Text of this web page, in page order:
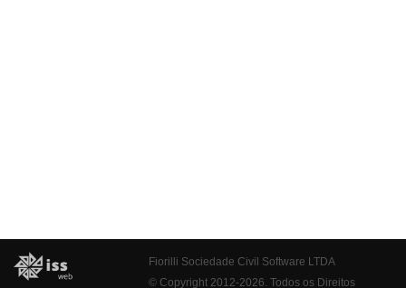
Fiorilli Sociedade Civil Software LTDA
© Copyright 2012-2026. Todos os Direitos